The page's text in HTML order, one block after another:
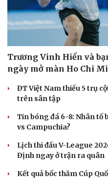
Trương Vinh Hiển và
ngày mở màn Ho Chi
ĐT Việt Nam thiếu 5 trụ
trên sân tập
Tin bóng đá 6-8: Nhân tố
vs Campuchia?
Lịch thi đấu V-League
Định ngay ở trận ra quân
Kết quả bốc thăm Cúp